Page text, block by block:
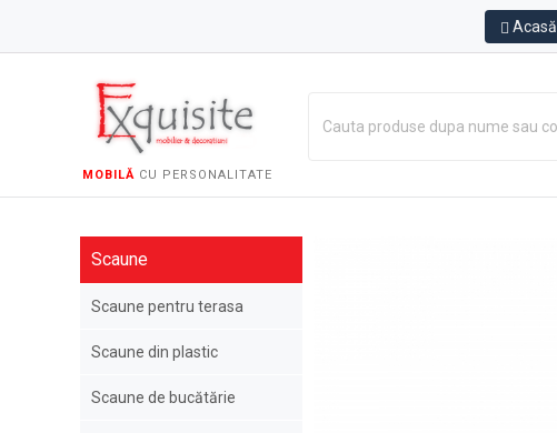
Acasă
MOBILĂ CU PERSONALITATE
Scaune
Scaune pentru terasa
Scaune din plastic
Scaune de bucătărie